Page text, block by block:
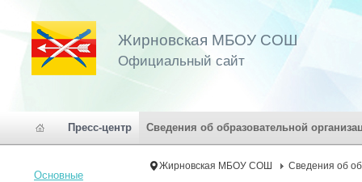
Жирновская МБОУ СОШ
Официальный сайт
Пресс-центр Сведения об образовательной
Жирновская МБОУ СОШ Сведения об
Основные